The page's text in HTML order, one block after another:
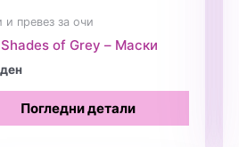
и превез за очи
of Grey – Маски
ден
Погледни детали